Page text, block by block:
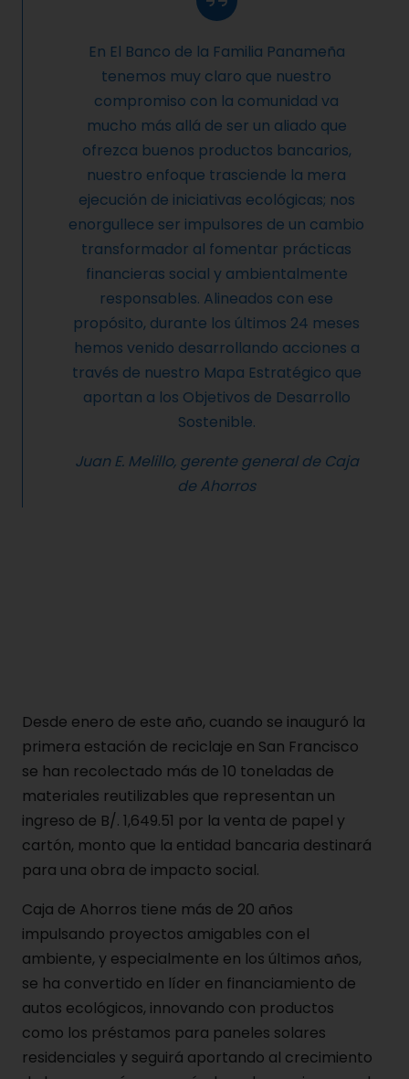
En El Banco de la Familia Panameña
tenemos muy claro que nuestro
compromiso con la comunidad va
mucho más allá de ser un aliado que
ofrezca buenos productos bancarios,
nuestro enfoque trasciende la mera
ejecución de iniciativas ecológicas; nos
enorgullece ser impulsores de un cambio
transformador al fomentar prácticas
financieras social y ambientalmente
responsables. Alineados con ese
propósito, durante los últimos 24 meses
hemos venido desarrollando acciones a
través de nuestro Mapa Estratégico que
aportan a los Objetivos de Desarrollo
Sostenible.
Juan E. Melillo, gerente general de Caja
de Ahorros
Desde enero de este año, cuando se inauguró la
primera estación de reciclaje en San Francisco
se han recolectado más de 10 toneladas de
materiales reutilizables que representan un
ingreso de B/. 1,649.51 por la venta de papel y
cartón, monto que la entidad bancaria destinará
para una obra de impacto social.
Caja de Ahorros tiene más de 20 años
impulsando proyectos amigables con el
ambiente, y especialmente en los últimos años,
se ha convertido en líder en financiamiento de
autos ecológicos, innovando con productos
como los préstamos para paneles solares
residenciales y seguirá aportando al crecimiento